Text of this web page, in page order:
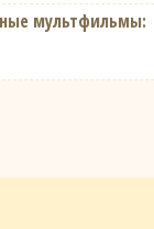
мультфильмы: